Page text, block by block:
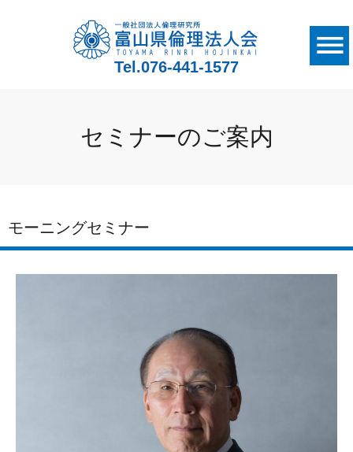
Tel.076-441-1577
セミナーのご案内
モーニングセミナー